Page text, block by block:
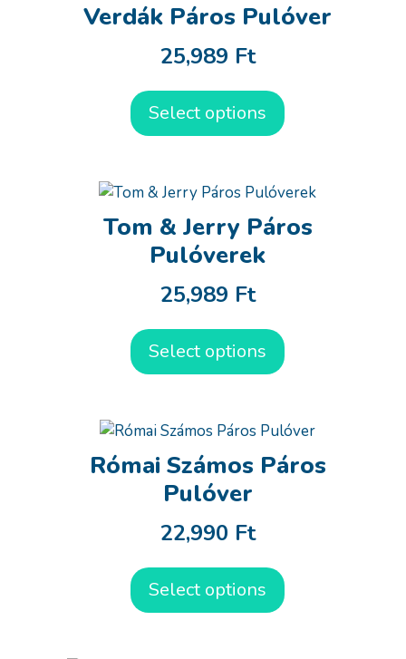
Verdák Páros Pulóver
25,989 Ft
Select options
Tom & Jerry Páros
Pulóverek
25,989 Ft
Select options
Római Számos Páros
Pulóver
22,990 Ft
Select options